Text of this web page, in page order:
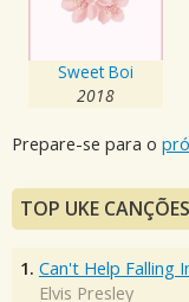
Sweet Boi
2018
Prepare-se para o
TOP UKE
1. Can't Help Falling
Elvis Presley